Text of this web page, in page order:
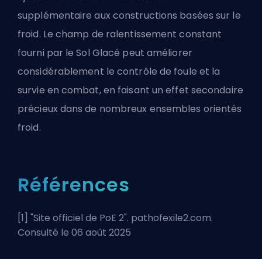
supplémentaire aux constructions basées sur le
froid. Le champ de ralentissement constant
fourni par le Sol Glacé peut améliorer
considérablement le contrôle de foule et la
survie en combat, en faisant un effet secondaire
précieux dans de nombreux ensembles orientés
froid.
Références
[1] "Site officiel de PoE 2". pathofexile2.com.
Consulté le 06 août 2025